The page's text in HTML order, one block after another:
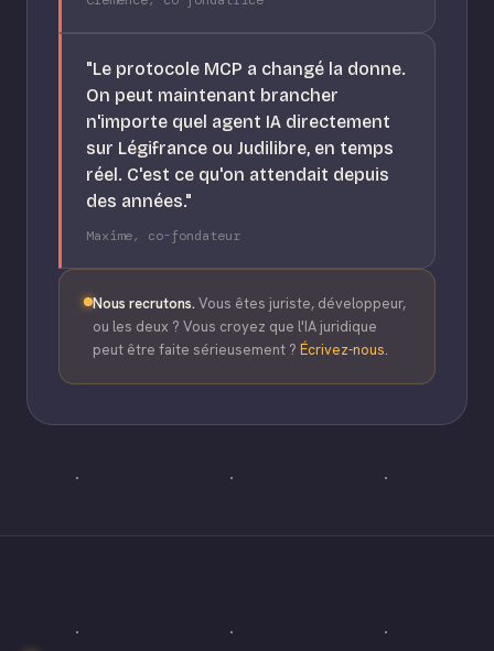
"Le protocole MCP a changé la donne.
On peut maintenant brancher
n'importe quel agent IA directement
sur Légifrance ou Judilibre, en temps
réel. C'est ce qu'on attendait depuis
des années."
Maxime, co-fondateur
Nous recrutons. Vous êtes juriste, développeur,
ou les deux ? Vous croyez que l'IA juridique
peut être faite sérieusement ? Écrivez-nous.